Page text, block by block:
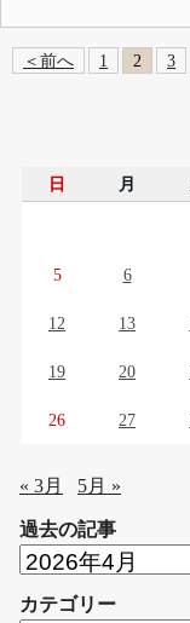
＜前へ 1 2 3
日 月
5 6
12 13
19 20
26 27
« 3月 5月 »
過去の記事
過
の
カテゴリー